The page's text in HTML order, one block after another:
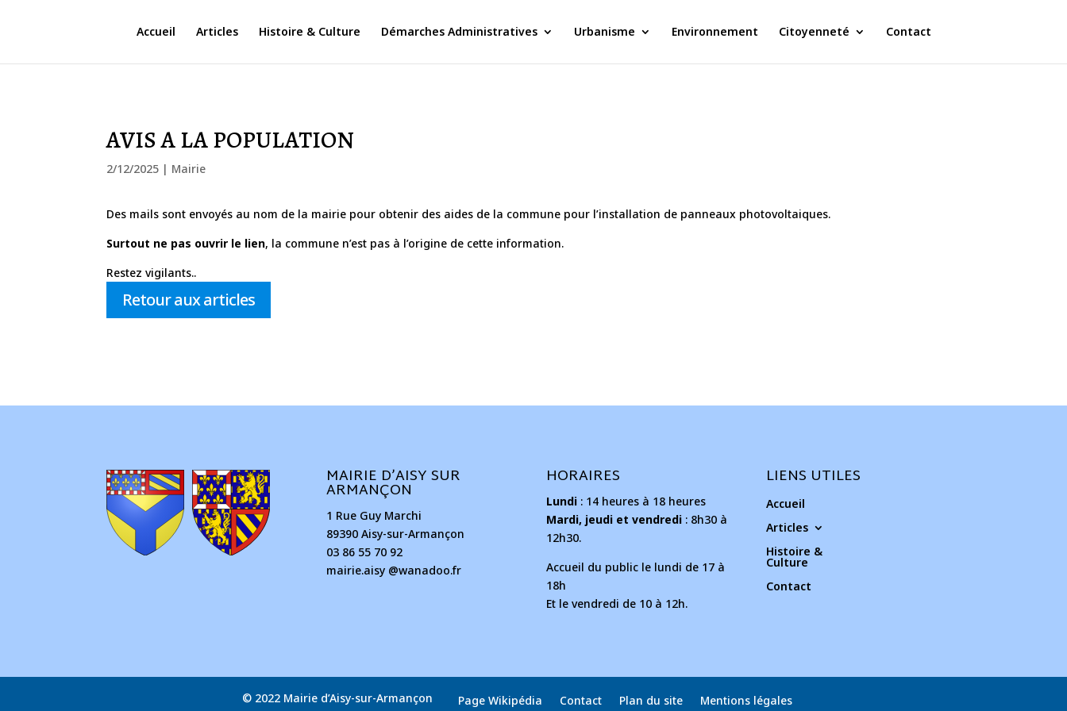
Accueil Articles Histoire & Culture Démarches Administratives Urbanisme Environnement Citoyenneté Contact
AVIS A LA POPULATION
2/12/2025 | Mairie
Des mails sont envoyés au nom de la mairie pour obtenir des aides de la commune pour l’installation de panneaux photovoltaiques.
Surtout ne pas ouvrir le lien, la commune n’est pas à l’origine de cette information.
Restez vigilants..
Retour aux articles
MAIRIE D’AISY SUR
ARMANÇON
1 Rue Guy Marchi
89390 Aisy-sur-Armançon
03 86 55 70 92
mairie.aisy @wanadoo.fr
HORAIRES
Lundi : 14 heures à 18 heures
Mardi, jeudi et vendredi : 8h30 à
12h30.
Accueil du public le lundi de 17 à
18h
Et le vendredi de 10 à 12h.
LIENS UTILES
Accueil
Articles
Histoire &
Culture
Contact
© 2022 Mairie d’Aisy-sur-Armançon Page Wikipédia Contact Plan du site Mentions légales